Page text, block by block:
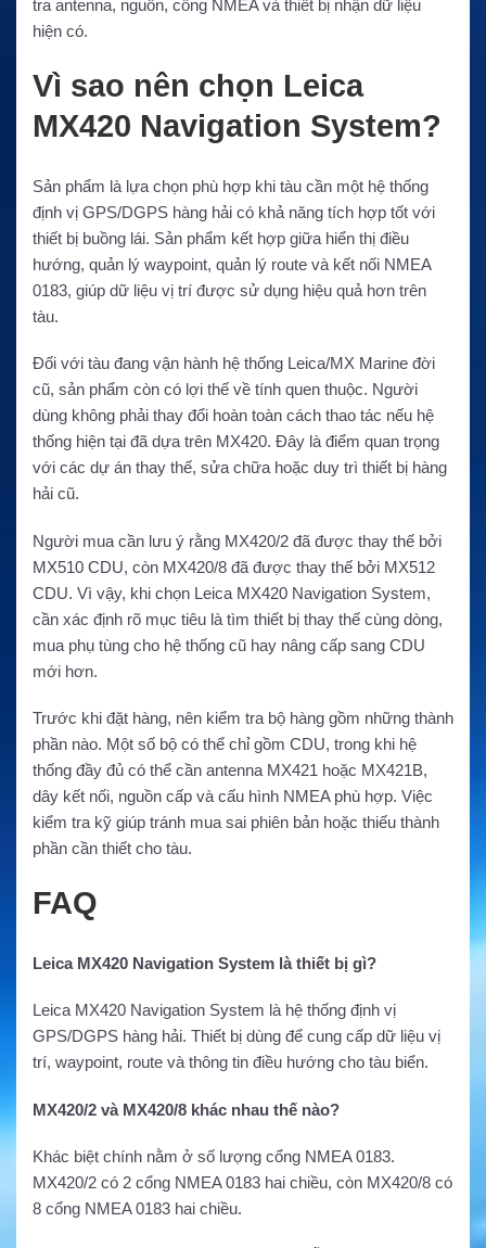
tra antenna, nguồn, cổng NMEA và thiết bị nhận dữ liệu
hiện có.
Vì sao nên chọn Leica
MX420 Navigation System?
Sản phẩm là lựa chọn phù hợp khi tàu cần một hệ thống
định vị GPS/DGPS hàng hải có khả năng tích hợp tốt với
thiết bị buồng lái. Sản phẩm kết hợp giữa hiển thị điều
hướng, quản lý waypoint, quản lý route và kết nối NMEA
0183, giúp dữ liệu vị trí được sử dụng hiệu quả hơn trên
tàu.
Đối với tàu đang vận hành hệ thống Leica/MX Marine đời
cũ, sản phẩm còn có lợi thế về tính quen thuộc. Người
dùng không phải thay đổi hoàn toàn cách thao tác nếu hệ
thống hiện tại đã dựa trên MX420. Đây là điểm quan trọng
với các dự án thay thế, sửa chữa hoặc duy trì thiết bị hàng
hải cũ.
Người mua cần lưu ý rằng MX420/2 đã được thay thế bởi
MX510 CDU, còn MX420/8 đã được thay thế bởi MX512
CDU. Vì vậy, khi chọn Leica MX420 Navigation System,
cần xác định rõ mục tiêu là tìm thiết bị thay thế cùng dòng,
mua phụ tùng cho hệ thống cũ hay nâng cấp sang CDU
mới hơn.
Trước khi đặt hàng, nên kiểm tra bộ hàng gồm những thành
phần nào. Một số bộ có thể chỉ gồm CDU, trong khi hệ
thống đầy đủ có thể cần antenna MX421 hoặc MX421B,
dây kết nối, nguồn cấp và cấu hình NMEA phù hợp. Việc
kiểm tra kỹ giúp tránh mua sai phiên bản hoặc thiếu thành
phần cần thiết cho tàu.
FAQ
Leica MX420 Navigation System là thiết bị gì?
Leica MX420 Navigation System là hệ thống định vị
GPS/DGPS hàng hải. Thiết bị dùng để cung cấp dữ liệu vị
trí, waypoint, route và thông tin điều hướng cho tàu biển.
MX420/2 và MX420/8 khác nhau thế nào?
Khác biệt chính nằm ở số lượng cổng NMEA 0183.
MX420/2 có 2 cổng NMEA 0183 hai chiều, còn MX420/8 có
8 cổng NMEA 0183 hai chiều.